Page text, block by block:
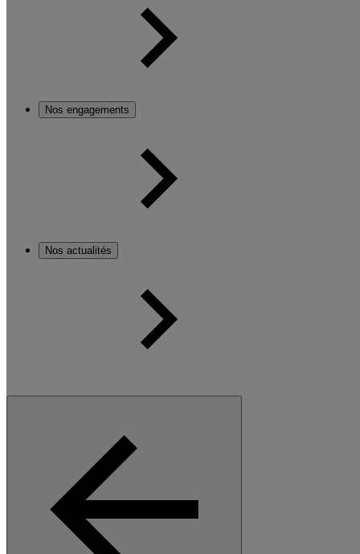
Nos engagements
Nos actualités